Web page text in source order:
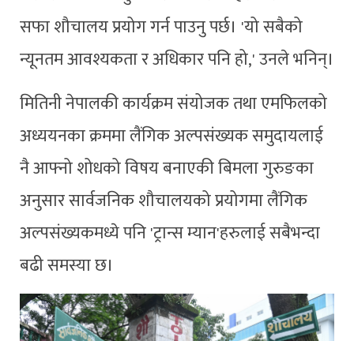
सफा शौचालय प्रयोग गर्न पाउनु पर्छ। 'यो सबैको
न्यूनतम आवश्यकता र अधिकार पनि हो,' उनले भनिन्।
मितिनी नेपालकी कार्यक्रम संयोजक तथा एमफिलको
अध्ययनका क्रममा लैंगिक अल्पसंख्यक समुदायलाई
नै आफ्नो शोधको विषय बनाएकी बिमला गुरुङका
अनुसार सार्वजनिक शौचालयको प्रयोगमा लैंगिक
अल्पसंख्यकमध्ये पनि 'ट्रान्स म्यान'हरुलाई सबैभन्दा
बढी समस्या छ।